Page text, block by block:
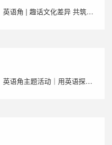
联合科技学院第五期（第八周）英语角 | 趣话文化差异 共筑交流桥梁
联合科技学院第四期（第七周）英语角主题活动｜用英语探秘历史谜团：揭开过去的面纱